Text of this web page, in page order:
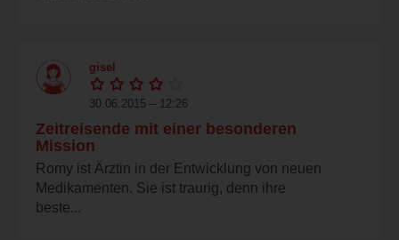
gisel
30.06.2015 – 12:26
Zeitreisende mit einer besonderen
Mission
Romy ist Ärztin in der Entwicklung von neuen
Medikamenten. Sie ist traurig, denn ihre
beste...